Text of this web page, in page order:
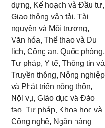
dựng, Kế hoạch và Đầu tư,
Giao thông vận tải, Tài
nguyên và Môi trường,
Văn hóa, Thể thao và Du
lịch, Công an, Quốc phòng,
Tư pháp, Y tế, Thông tin và
Truyền thông, Nông nghiệp
và Phát triển nông thôn,
Nội vụ, Giáo dục và Đào
tạo, Tư pháp, Khoa học và
Công nghệ, Ngân hàng